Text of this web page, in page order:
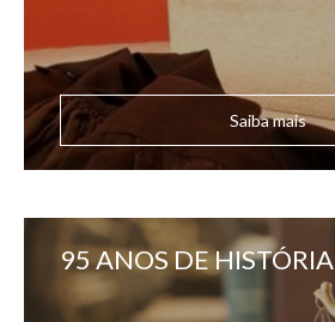
Saiba mais
95 ANOS DE HISTÓRIA